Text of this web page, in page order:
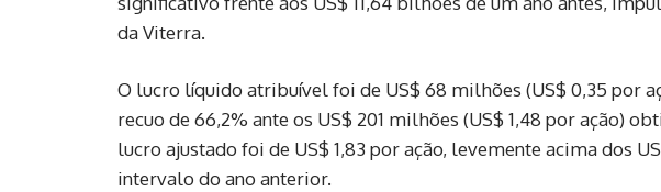
da Viterra.
O lucro líquido atribuível foi de US$ 68 milhões (US$ 0,35 por
recuo de 66,2% ante os US$ 201 milhões (US$ 1,48 por ação)
lucro ajustado foi de US$ 1,83 por ação, levemente acima dos
intervalo do ano anterior.